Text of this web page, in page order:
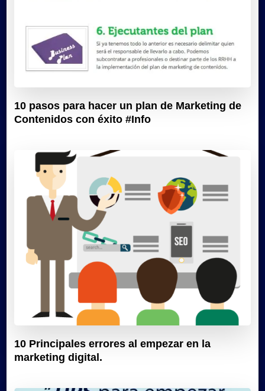
10 pasos para hacer un plan de Marketing de
Contenidos con éxito #Info
10 Principales errores al empezar en la
marketing digital.